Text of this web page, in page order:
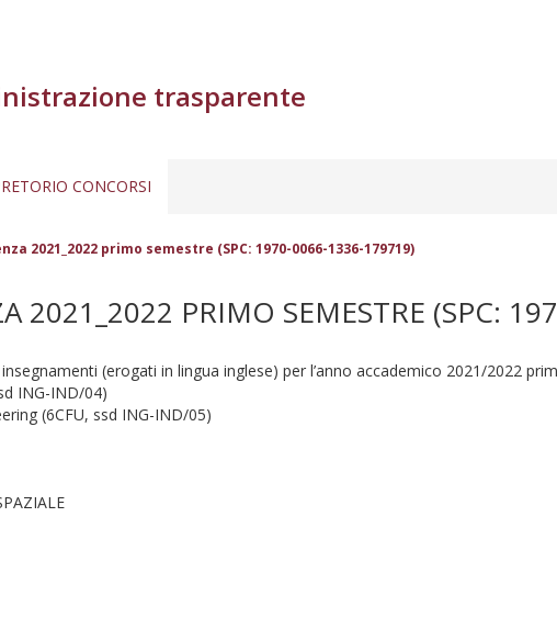
trasparente
CONCORSI
2021_2022 primo semestre (SPC: 1970-0066-1336-179719)
2021_2022 PRIMO SEMESTRE (SPC:
(erogati in lingua inglese) per l’anno accademico 2021/2022
ING-IND/04)
(6CFU, ssd ING-IND/05)